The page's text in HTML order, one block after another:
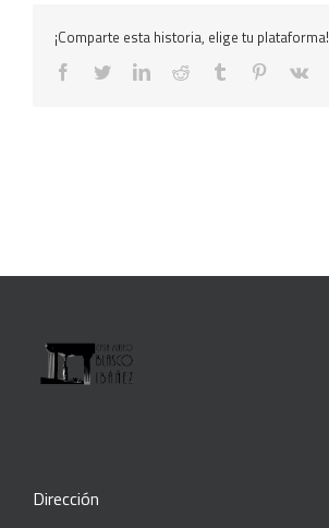
¡Comparte esta historia, elige tu plataforma!
facebooktwitterlinkedinreddit tumblr pinterest
vk
Dirección